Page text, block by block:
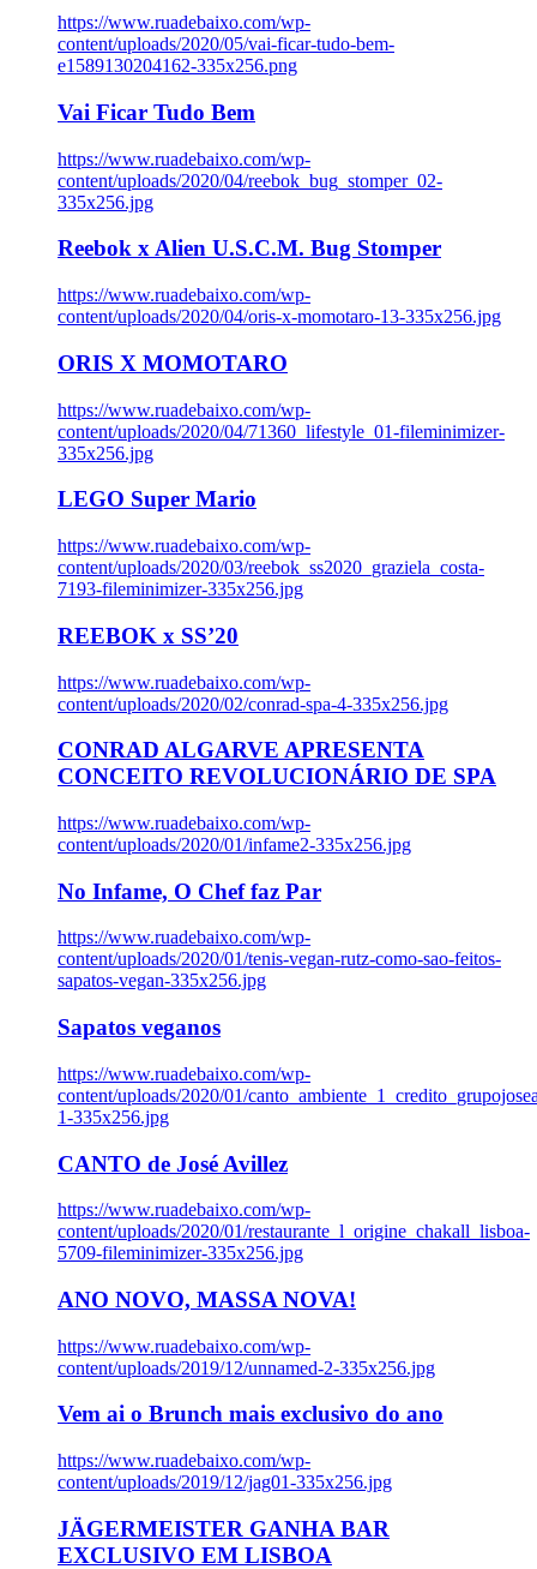
https://www.ruadebaixo.com/wp-
content/uploads/2020/05/vai-ficar-tudo-bem-
e1589130204162-335x256.png
Vai Ficar Tudo Bem
https://www.ruadebaixo.com/wp-
content/uploads/2020/04/reebok_bug_stomper_02-
335x256.jpg
Reebok x Alien U.S.C.M. Bug Stomper
https://www.ruadebaixo.com/wp-
content/uploads/2020/04/oris-x-momotaro-13-335x256.jpg
ORIS X MOMOTARO
https://www.ruadebaixo.com/wp-
content/uploads/2020/04/71360_lifestyle_01-fileminimizer-
335x256.jpg
LEGO Super Mario
https://www.ruadebaixo.com/wp-
content/uploads/2020/03/reebok_ss2020_graziela_costa-
7193-fileminimizer-335x256.jpg
REEBOK x SS’20
https://www.ruadebaixo.com/wp-
content/uploads/2020/02/conrad-spa-4-335x256.jpg
CONRAD ALGARVE APRESENTA
CONCEITO REVOLUCIONÁRIO DE SPA
https://www.ruadebaixo.com/wp-
content/uploads/2020/01/infame2-335x256.jpg
No Infame, O Chef faz Par
https://www.ruadebaixo.com/wp-
content/uploads/2020/01/tenis-vegan-rutz-como-sao-feitos-
sapatos-vegan-335x256.jpg
Sapatos veganos
https://www.ruadebaixo.com/wp-
content/uploads/2020/01/
1-335x256.jpg
CANTO de José Avillez
https://www.ruadebaixo.com/wp-
content/uploads/2020/01/restaurante_l_origine_chakall_lisboa-
5709-fileminimizer-335x256.jpg
ANO NOVO, MASSA NOVA!
https://www.ruadebaixo.com/wp-
content/uploads/2019/12/unnamed-2-335x256.jpg
Vem ai o Brunch mais exclusivo do ano
https://www.ruadebaixo.com/wp-
content/uploads/2019/12/jag01-335x256.jpg
JÄGERMEISTER GANHA BAR
EXCLUSIVO EM LISBOA